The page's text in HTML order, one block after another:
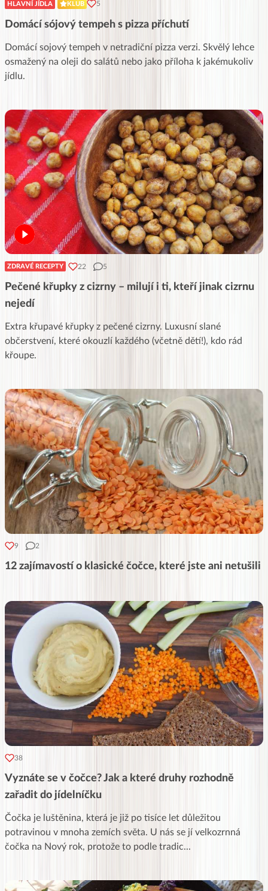
HLAVNÍ JÍDLA KLUB 5
Domácí sójový tempeh s pizza příchutí
Domácí sojový tempeh v netradiční pizza verzi. Skvělý lehce
osmažený na oleji do salátů nebo jako příloha k jakémukoliv
jídlu.
ZDRAVÉ RECEPTY 22 5
Pečené křupky z cizrny – milují i ti, kteří jinak cizrnu
nejedí
Extra křupavé křupky z pečené cizrny. Luxusní slané
občerstvení, které okouzlí každého (včetně dětí!), kdo rád
křoupe.
9 2
12 zajímavostí o klasické čočce, které jste ani netušili
38
Vyznáte se v čočce? Jak a které druhy rozhodně
zařadit do jídelníčku
Čočka je luštěnina, která je již po tisíce let důležitou
potravinou v mnoha zemích světa. U nás se jí velkozrnná
čočka na Nový rok, protože to podle tradic...